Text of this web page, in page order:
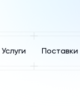
Услуги Поставки